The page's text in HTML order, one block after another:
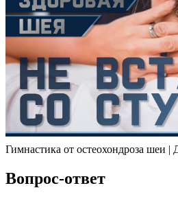
Гимнастика от остеохондроза шеи |
Вопрос-ответ